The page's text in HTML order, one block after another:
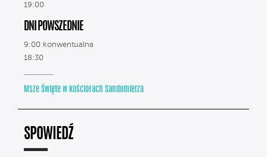
19:00
DNI POWSZEDNIE
9:00 konwentualna
18:30
Msze Święte w kościołach Sandomierza
SPOWIEDŹ